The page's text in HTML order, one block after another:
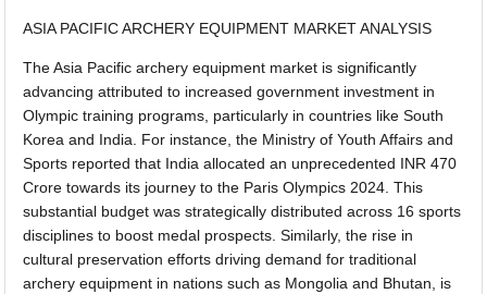
ASIA PACIFIC ARCHERY EQUIPMENT MARKET ANALYSIS
The Asia Pacific archery equipment market is significantly
advancing attributed to increased government investment in
Olympic training programs, particularly in countries like South
Korea and India. For instance, the Ministry of Youth Affairs and
Sports reported that India allocated an unprecedented INR 470
Crore towards its journey to the Paris Olympics 2024. This
substantial budget was strategically distributed across 16 sports
disciplines to boost medal prospects. Similarly, the rise in
cultural preservation efforts driving demand for traditional
archery equipment in nations such as Mongolia and Bhutan, is